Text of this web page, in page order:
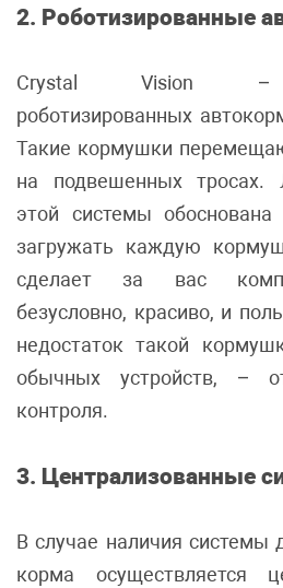
2. Роботизированные
Crystal Vision –
роботизированных
Такие кормушки
на подвешенных тросах.
этой системы
загружать каждую
сделает за вас
безусловно, красиво, и
недостаток такой
обычных устройств, –
контроля.
3. Централизованные
В случае наличия системы
корма осуществляется